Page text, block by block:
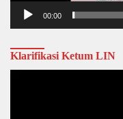
00:00
Klarifikasi Ketum LIN